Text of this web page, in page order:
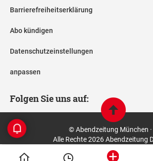
Barrierefreiheitserklärung
Abo kündigen
Datenschutzeinstellungen
anpassen
Folgen Sie uns auf:
© Abendzeitung München ·
Alle Rechte 2026 Abendzeitung